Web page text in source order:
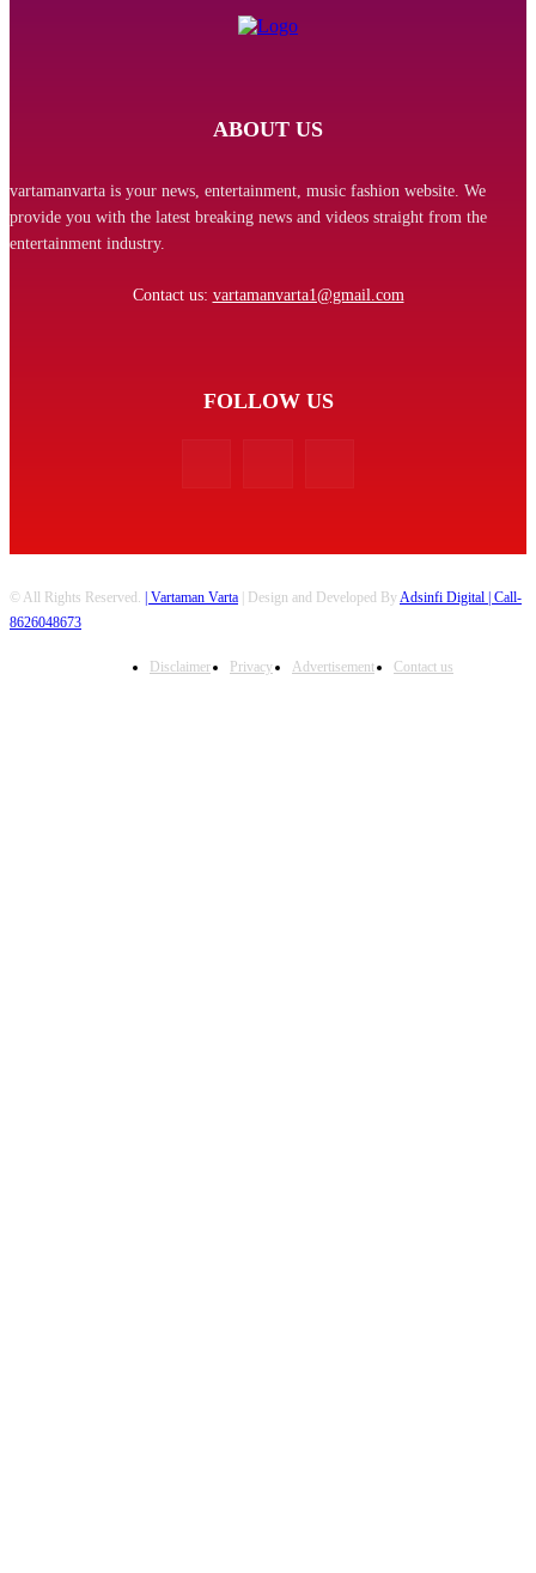
ABOUT US
vartamanvarta is your news, entertainment, music fashion website. We
provide you with the latest breaking news and videos straight from the
entertainment industry.
Contact us: vartamanvarta1@gmail.com
FOLLOW US
© All Rights Reserved. | Vartaman Varta | Design and Developed ByAdsinfi Digital | Call-
8626048673
Disclaimer Privacy Advertisement Contact us